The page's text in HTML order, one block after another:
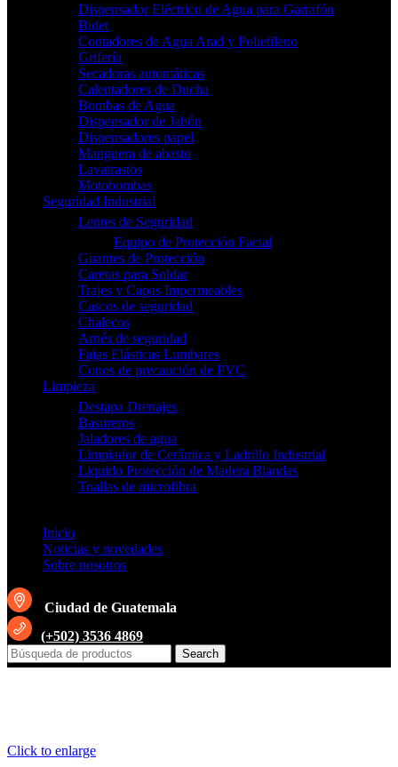
Dispensador Eléctrico de Agua para Garrafón
Bidet
Contadores de Agua Arad y Polietileno
Grifería
Secadoras automáticas
Calentadores de Ducha
Bombas de Agua
Dispensador de Jabón
Dispensadores papel
Manguera de abasto
Lavatrastos
Motobombas
Seguridad Industrial
Lentes de Seguridad
Equipo de Protección Facial
Guantes de Protección
Caretas para Soldar
Trajes y Capas Impermeables
Cascos de seguridad
Chalecos
Arnés de seguridad
Fajas Elásticas Lumbares
Conos de precaución de PVC
Limpieza
Destapa Drenajes
Basureros
Jaladores de agua
Limpiador de Cerámica y Ladrillo Industrial
Liquido Protección de Madera Blandas
Toallas de microfibra
Inicio
Noticias y novedades
Sobre nosotros
Ciudad de Guatemala
(+502) 3536 4869
Search
Click to enlarge